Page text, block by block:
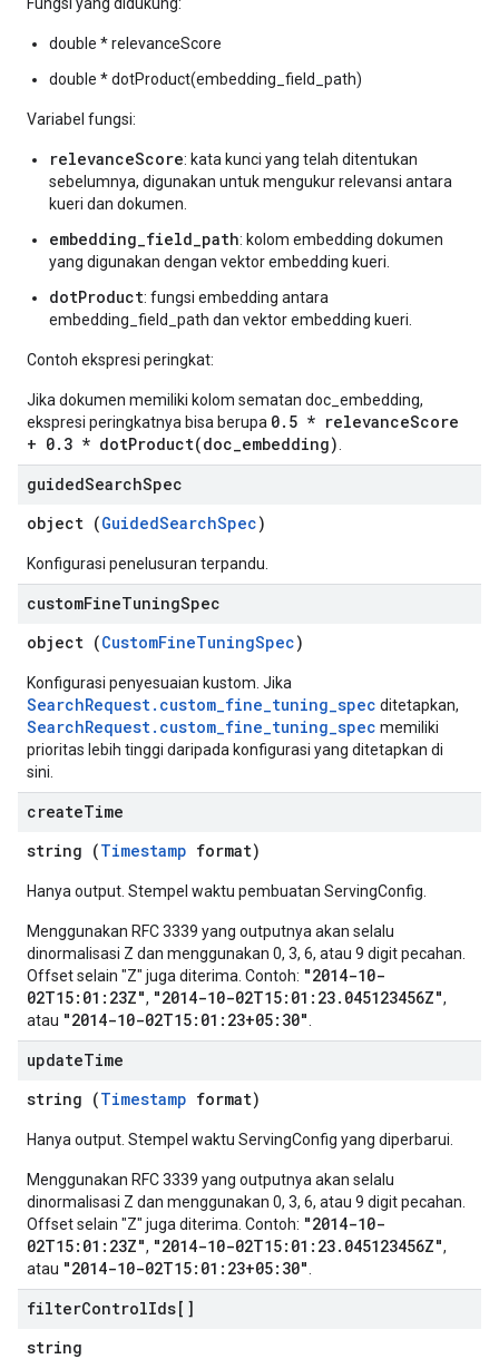
double * relevanceScore
double * dotProduct(embedding_field_path)
Variabel fungsi:
relevanceScore: kata kunci yang telah ditentukan
sebelumnya, digunakan untuk mengukur relevansi antara
kueri dan dokumen.
embedding_field_path: kolom embedding dokumen
yang digunakan dengan vektor embedding kueri.
dotProduct: fungsi embedding antara
embedding_field_path dan vektor embedding kueri.
Contoh ekspresi peringkat:
Jika dokumen memiliki kolom sematan doc_embedding,
ekspresi peringkatnya bisa berupa 0.5 * relevanceScore
+ 0.3 * dotProduct(doc_embedding)
guidedSearchSpec
object (GuidedSearchSpec)
Konfigurasi penelusuran terpandu.
customFineTuningSpec
object (CustomFineTuningSpec)
Konfigurasi penyesuaian kustom. Jika
SearchRequest.custom_fine_tuning_spec ditetapkan,
SearchRequest.custom_fine_tuning_spec memiliki
prioritas lebih tinggi daripada konfigurasi yang ditetapkan di
sini.
createTime
string (Timestamp format)
Hanya output. Stempel waktu pembuatan ServingConfig.
Menggunakan RFC 3339 yang outputnya akan selalu
dinormalisasi Z dan menggunakan 0, 3, 6, atau 9 digit pecahan.
Offset selain "Z" juga diterima. Contoh: "2014-10-
02T15:01:23Z", "2014-10-02T15:01:23.045123456Z",
atau "2014-10-02T15:01:23+05:30"
updateTime
string (Timestamp format)
Hanya output. Stempel waktu ServingConfig yang diperbarui.
Menggunakan RFC 3339 yang outputnya akan selalu
dinormalisasi Z dan menggunakan 0, 3, 6, atau 9 digit pecahan.
Offset selain "Z" juga diterima. Contoh: "2014-10-
02T15:01:23Z", "2014-10-02T15:01:23.045123456Z",
atau "2014-10-02T15:01:23+05:30"
filterControlIds[]
string